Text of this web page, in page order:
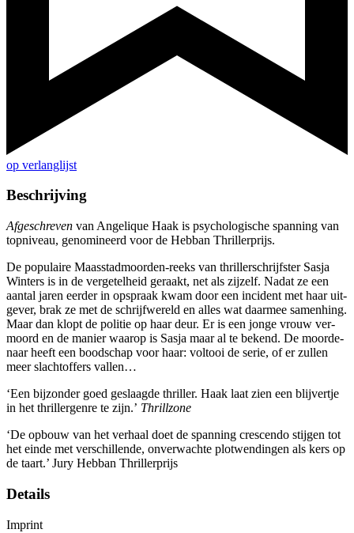
op verlanglijst
Beschrijving
Afgeschreven van Angelique Haak is psychologische spanning van
topniveau, genomineerd voor de Hebban Thrillerprijs.
De populaire Maasstadmoorden-reeks van thrillerschrijfster Sasja
Winters is in de vergetelheid geraakt, net als zijzelf. Nadat ze een
aantal jaren eerder in opspraak kwam door een incident met haar uit­
gever, brak ze met de schrijfwereld en alles wat daarmee samenhing.
Maar dan klopt de politie op haar deur. Er is een jonge vrouw ver­
moord en de manier waarop is Sasja maar al te bekend. De moorde­
naar heeft een boodschap voor haar: voltooi de serie, of er zullen
meer slachtoffers vallen…
‘Een bijzonder goed geslaagde thriller. Haak laat zien een blijvertje
in het thrillergenre te zijn.’ Thrillzone
‘De opbouw van het verhaal doet de spanning crescendo stijgen tot
het einde met verschillende, onverwachte plotwendingen als kers op
de taart.’ Jury Hebban Thrillerprijs
Details
Imprint